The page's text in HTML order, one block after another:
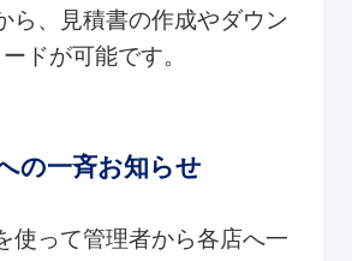
ら、見積書の作成やダウン
ードが可能です。
の一斉お知らせ
使って管理者から各店へ一